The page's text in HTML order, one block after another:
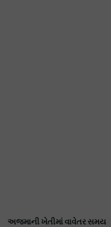
અજમાની ખેતીમાં વાવેતર સમય